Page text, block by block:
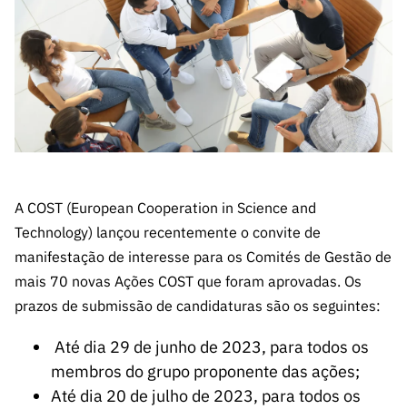
es de I&D
Infraestru
turas
Outros
Apoios
es I&D
Infraestru
turas
Prémios
Outros
Apoios
e Informação
Acesso a dados
estatísticos para fins
INE/DGEEC/FCT
Balcão da Ciência
Newsletter
Agenda
Publicações
Media e
Identidade
de Marca
Subscrever
Newsletter
Subscrever
Direct Mail
FCT
90 Segundos
de Ciência
Subscrever
Direct Mail
Concursos
Comunicado
Transparência
Estudos e Planeamento
Estratégico
Apoios Comunitários
Contactos
LINKS
RÁPIDOS
A FCT em
Números
Acreditaç
ão,
Benefícios
Fiscais
Recrutam
ento,
Aquisição
Serviços e
Parcerias
Consultas
A COST (European Cooperation in Science and
Technology) lançou recentemente o convite de
manifestação de interesse para os Comités de Gestão de
mais 70 novas Ações COST que foram aprovadas. Os
prazos de submissão de candidaturas são os seguintes:
Até dia 29 de junho de 2023, para todos os
membros do grupo proponente das ações;
Até dia 20 de julho de 2023, para todos os